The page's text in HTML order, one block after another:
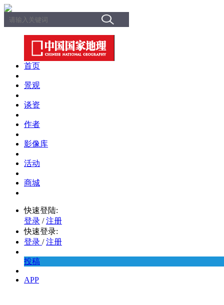
首页
景观
谈资
作者
影像库
活动
商城
快速登陆:
登录 / 注册
快速登录:
登录 / 注册
投稿
APP